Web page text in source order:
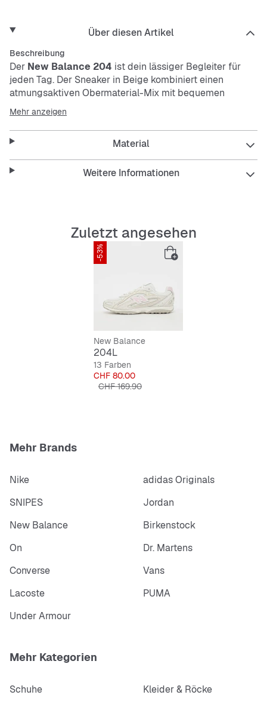
Über diesen Artikel
Beschreibung
Der New Balance 204 ist dein lässiger Begleiter für
jeden Tag. Der Sneaker in Beige kombiniert einen
atmungsaktiven Obermaterial-Mix mit bequemen
Polsterungen. Die flexible, abriebfeste und rutschfeste
Sohle sorgt für sicheren Halt, während das klassische
Schnürsystem perfekten Sitz garantiert.
Features:
Atmungsaktives Obermaterial
Bequeme Polsterung für Komfort
Rutschfest für sicheren Halt
Klassischer Schnürverschluss
Mehr anzeigen
Material
Weitere Informationen
Zuletzt angesehen
-53%
New Balance
204L
13 Farben
Preis
CHF 80.00
Originalpreis
CHF 169.90
Mehr Brands
Nike
adidas Originals
SNIPES
Jordan
New Balance
Birkenstock
On
Dr. Martens
Converse
Vans
Lacoste
PUMA
Under Armour
Mehr Kategorien
Schuhe
Kleider & Röcke